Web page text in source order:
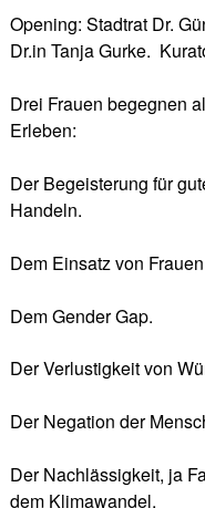
Opening: Stadtrat Dr.
Dr.in Tanja Gurke.
Drei Frauen begegnen
Erleben:
Der Begeisterung für
Handeln.
Dem Einsatz von
Dem Gender Gap.
Der Verlustigkeit von
Der Negation der
Der Nachlässigkeit, ja
dem Klimawandel.